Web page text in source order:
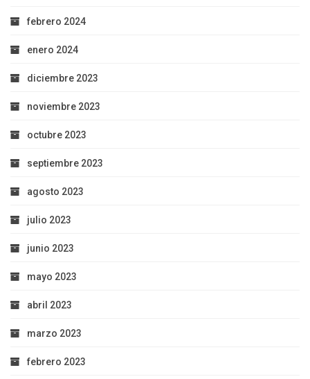
febrero 2024
enero 2024
diciembre 2023
noviembre 2023
octubre 2023
septiembre 2023
agosto 2023
julio 2023
junio 2023
mayo 2023
abril 2023
marzo 2023
febrero 2023